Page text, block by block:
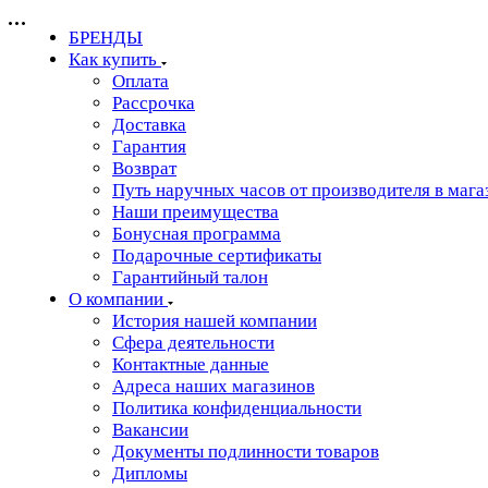
БРЕНДЫ
Как купить
Оплата
Рассрочка
Доставка
Гарантия
Возврат
Путь наручных часов от производителя в
Наши преимущества
Бонусная программа
Подарочные сертификаты
Гарантийный талон
О компании
История нашей компании
Сфера деятельности
Контактные данные
Адреса наших магазинов
Политика конфиденциальности
Вакансии
Документы подлинности товаров
Дипломы